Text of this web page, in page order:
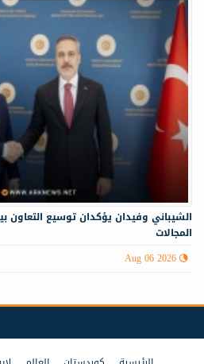
الشيباني وفيدان يؤكدان توسيع التعاون
المجالات
Aug 06 2026